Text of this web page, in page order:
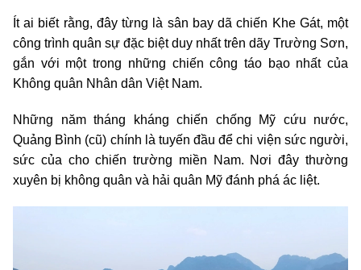
Ít ai biết rằng, đây từng là sân bay dã chiến Khe Gát, một
công trình quân sự đặc biệt duy nhất trên dãy Trường Sơn,
gắn với một trong những chiến công táo bạo nhất của
Không quân Nhân dân Việt Nam.
Những năm tháng kháng chiến chống Mỹ cứu nước,
Quảng Bình (cũ) chính là tuyến đầu để chi viện sức người,
sức của cho chiến trường miền Nam. Nơi đây thường
xuyên bị không quân và hải quân Mỹ đánh phá ác liệt.